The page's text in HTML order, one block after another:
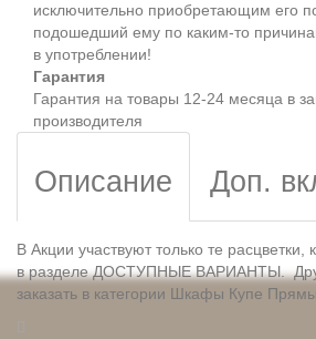
исключительно приобретающим его
подошедший eмy по каким-то
в употреблении!
Гарантия
Гарантия на товары 12-24 месяца в
производителя
Описание Доп.
В Акции участвуют только те
в разделе ДОСТУПНЫЕ ВАРИАНТЫ.
заказать в категории Шкафы Купе